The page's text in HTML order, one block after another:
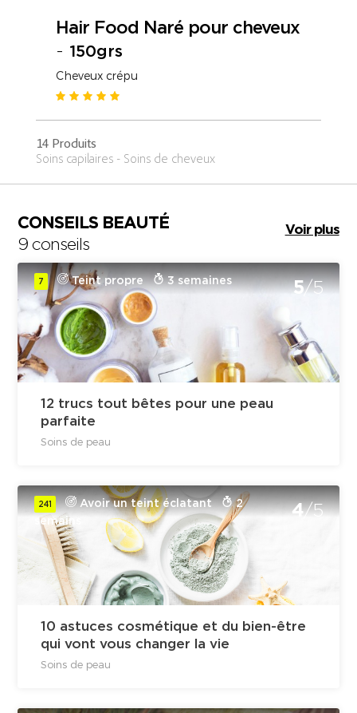
Hair Food Naré pour cheveux
- 150grs
Cheveux crépu
14 Produits
Soins capilaires - Soins de cheveux
CONSEILS BEAUTÉ
9 conseils
Voir plus
7 Teint propre 3 semaines 5/5
12 trucs tout bêtes pour une peau
parfaite
Soins de peau
241 Avoir un teint éclatant
2
semains
4/5
10 astuces cosmétique et du bien-être
qui vont vous changer la vie
Soins de peau